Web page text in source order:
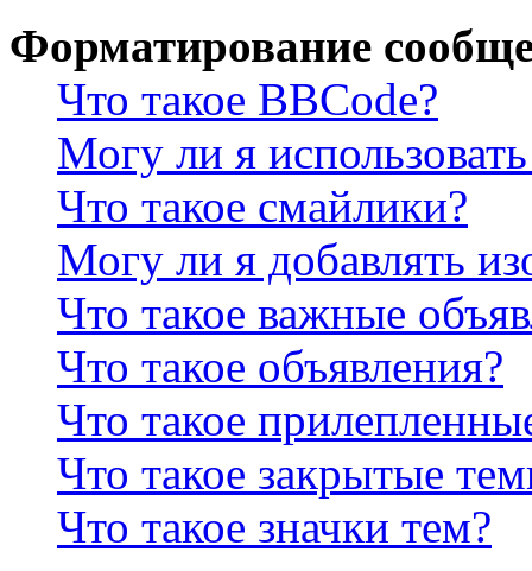
Форматирование
Что такое BBCode?
Могу ли я
Что такое смайлики?
Могу ли я добавлять
Что такое важные
Что такое объявления?
Что такое
Что такое закрытые
Что такое значки тем?